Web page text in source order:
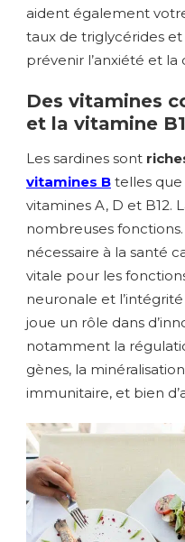
aident également
taux de triglycérides
prévenir l’anxiété et la
Des vitamines
et la vitamine
Les sardines sont
vitamines B telles que
vitamines A, D et B12.
nombreuses
nécessaire à la santé
vitale pour les
neuronale et
joue un rôle dans
notamment la
gènes, la
immunitaire, et bien